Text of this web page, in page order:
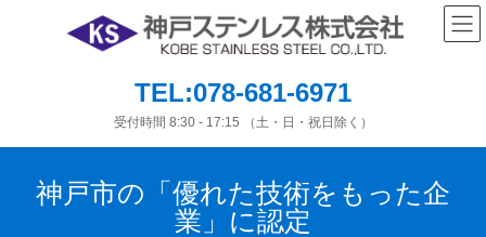
ス
ン
TEL:078-681-6971
受付時間 8:30 - 17:15 （土・日・祝日除く）
神戸市の「優れた技術をもった企
業」に認定